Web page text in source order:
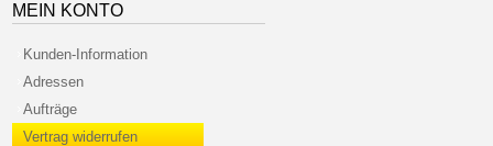
MEIN KONTO
Kunden-Information
Adressen
Aufträge
Vertrag widerrufen